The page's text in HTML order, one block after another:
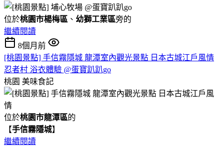
位於桃園市楊梅區 、 幼獅工業區旁的
繼續閱讀
8個月前
[桃園景點] 手信霧隱城 龍潭室內觀光景點 日本古城江戶風情
忍者村 浴衣體驗 @蛋寶趴趴go
桃園 美味食記
位於桃園市龍潭區的
【手信霧隱城】
繼續閱讀